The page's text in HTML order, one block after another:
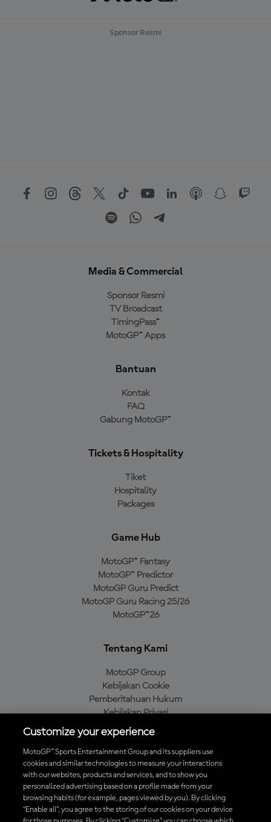
Sponsor Resmi
Media & Commercial
Sponsor Resmi
TV Broadcast
TimingPass™
MotoGP™ Apps
Bantuan
Kontak
FAQ
Gabung MotoGP™
Tickets & Hospitality
Tiket
Hospitality
Packages
Game Hub
MotoGP™ Fantasy
MotoGP™ Predictor
MotoGP Guru Predict
MotoGP Guru Racing 25/26
MotoGP™26
Tentang Kami
MotoGP Group
Kebijakan Cookie
Pemberitahuan Hukum
Kebijakan Privasi
Kebijakan Pembelian
Unduh Aplikasi Resmi MotoGP™
Customize your experience
MotoGP™ Sports Entertainment Group and its suppliers use
cookies and similar technologies to measure your interactions
with our websites, products and services, and to show you
personalized advertising based on a profile made from your
browsing habits (for example, pages viewed by you). By clicking
“Enable all”, you agree to the storing of our cookies on your device